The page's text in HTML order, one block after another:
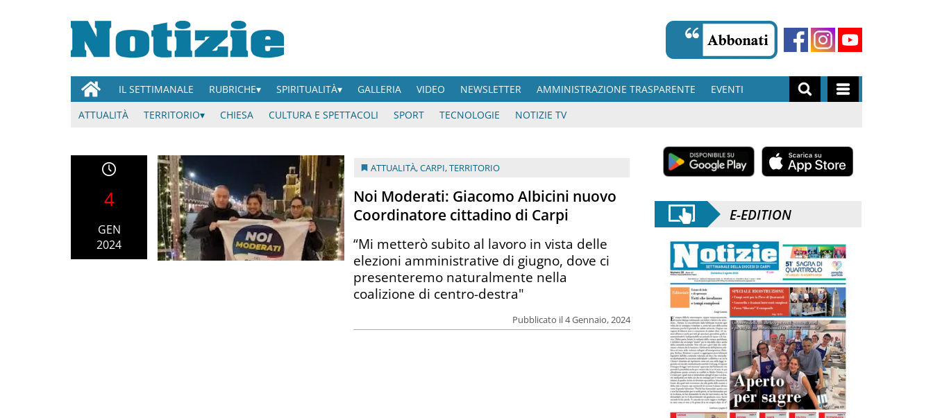
IL SETTIMANALE RUBRICHE SPIRITUALITÀ GALLERIA VIDEO NEWSLETTER AMMINISTRAZIONE TRASPARENTE
EVENTI
ATTUALITÀ
TERRITORIO CHIESA CULTURA E SPETTACOLI SPORT TECNOLOGIE NOTIZIE TV
4
GEN
2024
ATTUALITÀ,CARPI,TERRITORIO
Noi Moderati: Giacomo Albicini nuovo
Coordinatore cittadino di Carpi
Pubblicato il 4 Gennaio, 2024
“Mi metterò subito al lavoro in vista delle
elezioni amministrative di giugno, dove ci
presenteremo naturalmente nella
coalizione di centro-destra"
E-EDITION